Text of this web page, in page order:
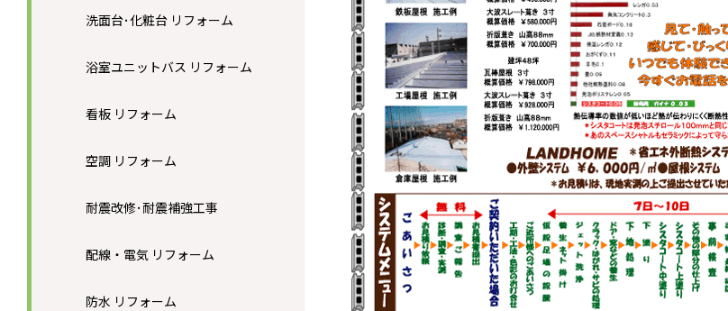
洗面台･化粧台 リフォーム
浴室ユニットバス リフォーム
看板 リフォーム
空調 リフォーム
耐震改修･耐震補強工事
配線・電気 リフォーム
防水 リフォーム